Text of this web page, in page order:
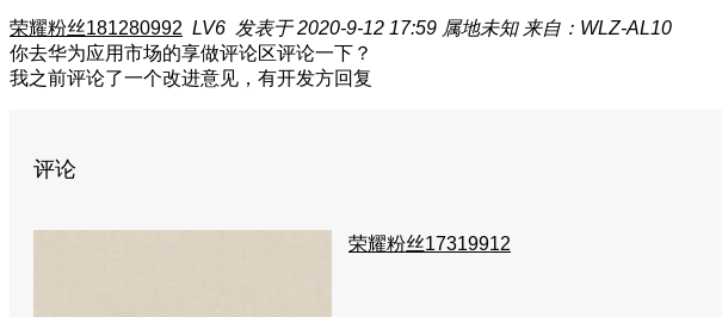
荣耀粉丝181280992 LV6 发表于 2020-9-12 17:59 属地未知 来自：WLZ-AL10
你去华为应用市场的享做评论区评论一下？
我之前评论了一个改进意见，有开发方回复
评论
荣耀粉丝17319912